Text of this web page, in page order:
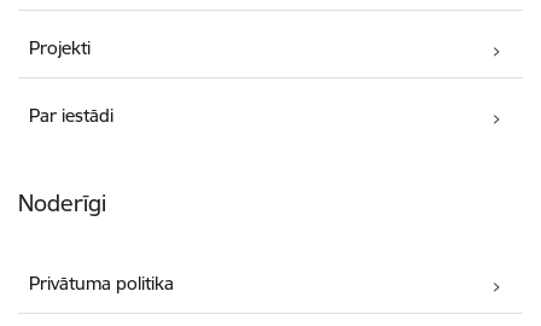
Projekti
Par iestādi
Noderīgi
Privātuma politika